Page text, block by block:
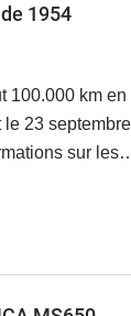
1954
100.000 km en
23 septembre
sur les